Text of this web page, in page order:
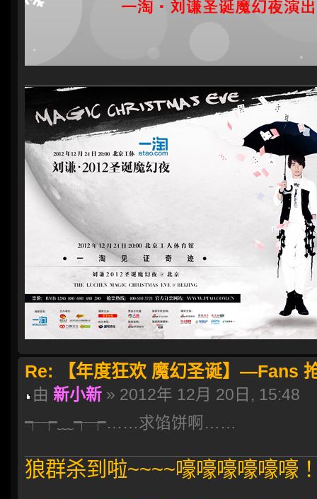
Re: 【年度狂欢 魔幻圣诞】—Fans
由 新小新 » 2012年 12月 20日, 15:48
┭┮﹏┭┮……求馅饼啊……
狼群杀到啦~~~~嚎嚎嚎嚎嚎嚎